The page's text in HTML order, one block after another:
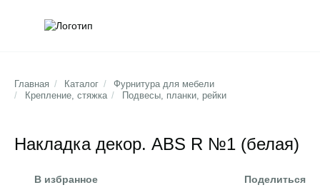
Главная / Каталог /
Фурнитура для мебели
/
Крепление, стяжка / Подвесы, планки, рейки
Накладка декор. ABS R №1 (белая)
В избранное Поделиться